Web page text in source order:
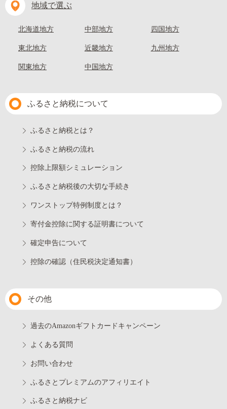
地域で選ぶ
北海道地方
東北地方
関東地方
中部地方
近畿地方
中国地方
四国地方
九州地方
ふるさと納税について
ふるさと納税とは？
ふるさと納税の流れ
控除上限額シミュレーション
ふるさと納税後の大切な手続き
ワンストップ特例制度とは？
寄付金控除に関する証明書について
確定申告について
控除の確認（住民税決定通知書）
その他
過去のAmazonギフトカードキャンペーン
よくある質問
お問い合わせ
ふるさとプレミアムのアフィリエイト
ふるさと納税ナビ